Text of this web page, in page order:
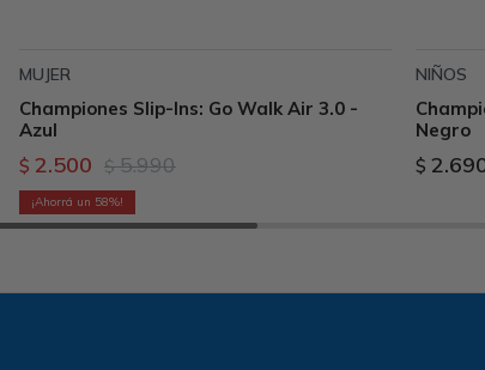
MUJER
Championes Slip-Ins: Go Walk Air 3.0 -
Azul
$ 2.500 $ 5.990
58
NIÑOS
Negro
$